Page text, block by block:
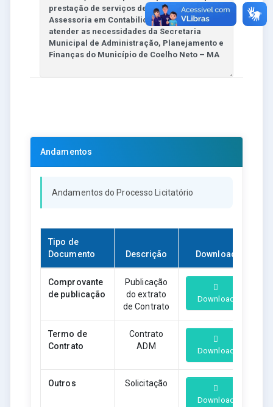
Andamentos
Andamentos do Processo Licitatório
Tipo de
Documento
Descrição Download
Comprovante
de publicação
Publicação
do extrato
de Contrato
Download
Termo de
Contrato
Contrato
ADM
Download
Outros Solicitação
Download